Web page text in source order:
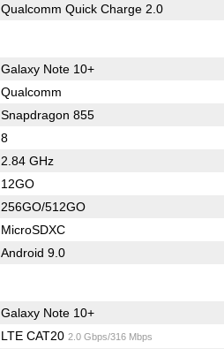
Qualcomm Quick Charge 2.0
Galaxy Note 10+
Qualcomm
Snapdragon 855
8
2.84 GHz
12GO
256GO/512GO
MicroSDXC
Android 9.0
Galaxy Note 10+
LTE CAT20 2.0 Gbps/316 Mbps